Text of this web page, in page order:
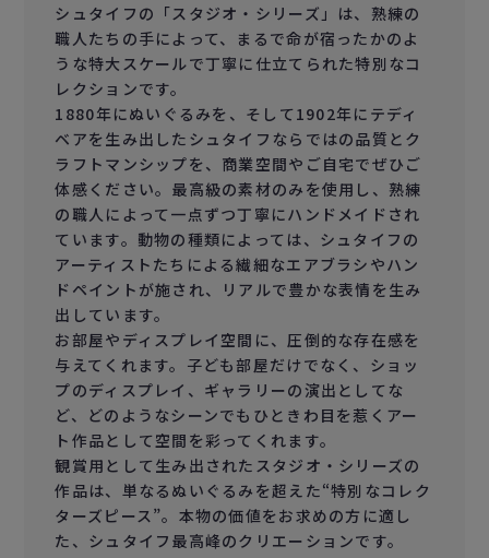
シュタイフの「スタジオ・シリーズ」は、熟練の
職人たちの手によって、まるで命が宿ったかのよ
うな特大スケールで丁寧に仕立てられた特別なコ
レクションです。
1880年にぬいぐるみを、そして1902年にテディ
ベアを生み出したシュタイフならではの品質とク
ラフトマンシップを、商業空間やご自宅でぜひご
体感ください。最高級の素材のみを使用し、熟練
の職人によって一点ずつ丁寧にハンドメイドされ
ています。動物の種類によっては、シュタイフの
アーティストたちによる繊細なエアブラシやハン
ドペイントが施され、リアルで豊かな表情を生み
出しています。
お部屋やディスプレイ空間に、圧倒的な存在感を
与えてくれます。子ども部屋だけでなく、ショッ
プのディスプレイ、ギャラリーの演出としてな
ど、どのようなシーンでもひときわ目を惹くアー
ト作品として空間を彩ってくれます。
観賞用として生み出されたスタジオ・シリーズの
作品は、単なるぬいぐるみを超えた“特別なコレク
ターズピース”。本物の価値をお求めの方に適し
た、シュタイフ最高峰のクリエーションです。